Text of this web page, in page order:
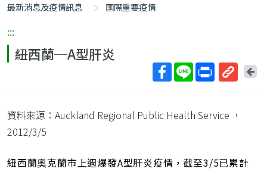
最新消息及疫情訊息
國際重要疫情
:::
紐西蘭─A型肝炎
短
回
資料來源：Auckland Regional Public Health Service ，
2012/3/5
紐西蘭奧克蘭市上週爆發A型肝炎疫情，截至3/5已累計